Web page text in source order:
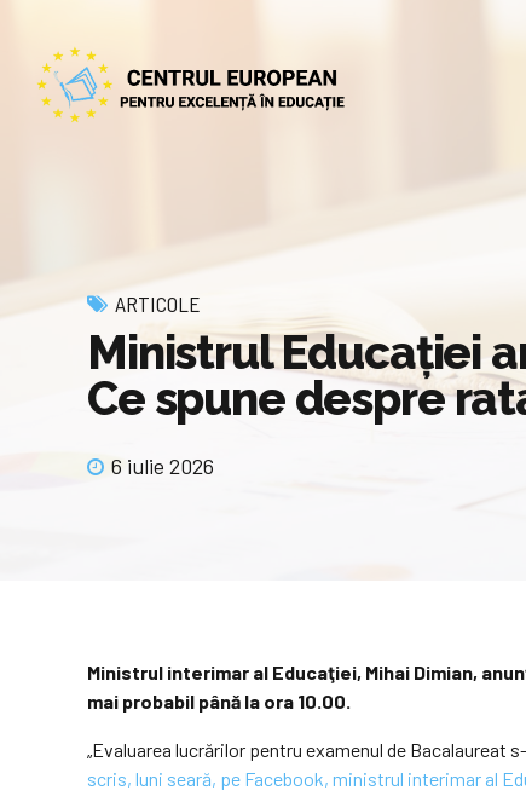
ARTICOLE
Ministrul Educației
Ce spune despre
6 iulie 2026
Ministrul interimar al Educaţiei, Mihai Dimian,
mai probabil până la ora 10.00.
„Evaluarea lucrărilor pentru examenul de
scris, luni seară, pe Facebook, ministrul interimar al